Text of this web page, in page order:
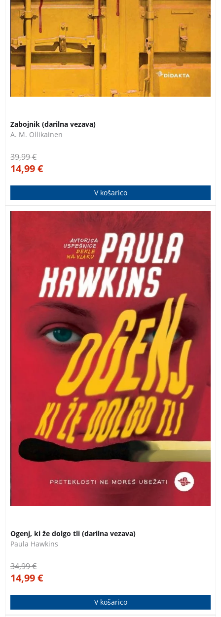
Zabojnik (darilna vezava)
A. M. Ollikainen
39,99€
14,99€
V košarico
Nov roman Paule Hawkins, avtorice uspešnic Dekle na
vlaku in Pod gladino. Knjiga se je takoj po izidu
povzpela na lestvice najbolj prodajanih knjig v Veliki
Britaniji in ZDA.
Ogenj, ki že dolgo tli (darilna vezava)
Paula Hawkins
34,99€
14,99€
V košarico